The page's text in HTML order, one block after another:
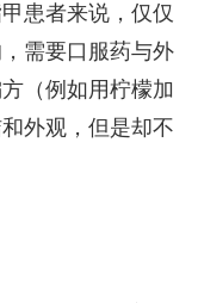
患者来说，仅仅
需要口服药与外
（例如用柠檬加
外观，但是却不